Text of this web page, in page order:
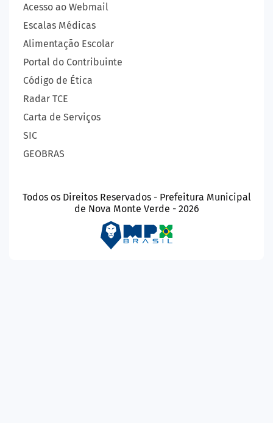
Acesso ao Webmail
Escalas Médicas
Alimentação Escolar
Portal do Contribuinte
Código de Ética
Radar TCE
Carta de Serviços
SIC
GEOBRAS
Todos os Direitos Reservados - Prefeitura Municipal
de Nova Monte Verde - 2026